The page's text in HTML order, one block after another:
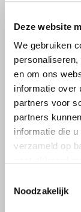
Deze website
We gebruiken
en om ons
informatie over
partners voor
partners
informatie die
verzameld op
Noodzakelijk
LTO